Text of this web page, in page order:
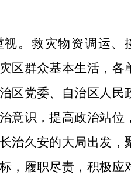
。 救灾物资调运、
区群众基本生活，各
区党委、自治区人民
意识，提高政治站位
治久安的大局出发，
，履职尽责，积极应